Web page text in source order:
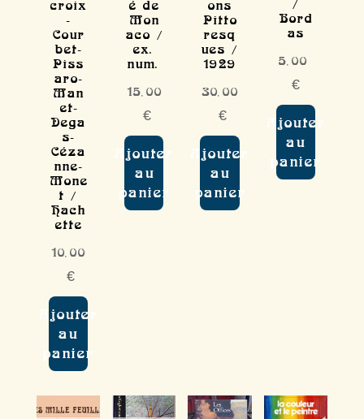
croix
-
Cour
bet-
Piss
aro-
Man
et-
Dega
s-
Céza
nne-
Mone
t /
Hach
ette
10,00
€
Ajouter
au
panier
é de
Mon
aco /
ex.
num.
15,00
€
Ajouter
au
panier
ons
Pitto
resq
ues /
1929
30,00
€
Ajouter
au
panier
/
Bord
as
5,00
€
Ajouter
au
panier